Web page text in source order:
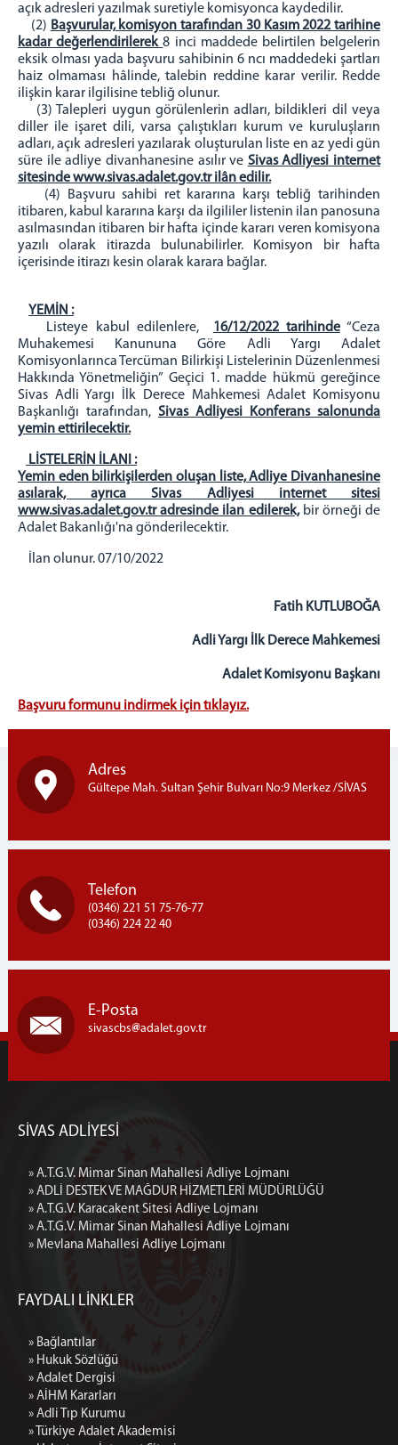
açık adresleri yazılmak suretiyle komisyonca kaydedilir.
(2) Başvurular, komisyon tarafından 30 Kasım 2022 tarihine
kadar değerlendirilerek8 inci maddede belirtilen belgelerin
eksik olması yada başvuru sahibinin 6 ncı maddedeki şartları
haiz olmaması hâlinde, talebin reddine karar verilir. Redde
ilişkin karar ilgilisine tebliğ olunur.
(3) Talepleri uygun görülenlerin adları, bildikleri dil veya
diller ile işaret dili, varsa çalıştıkları kurum ve kuruluşların
adları, açık adresleri yazılarak oluşturulan liste en az yedi gün
süre ile adliye divanhanesine asılır ve Sivas Adliyesi internet
sitesinde www.sivas.adalet.gov.tr ilân edilir.
(4) Başvuru sahibi ret kararına karşı tebliğ tarihinden
itibaren, kabul kararına karşı da ilgililer listenin ilan panosuna
asılmasından itibaren bir hafta içinde kararı veren komisyona
yazılı olarak itirazda bulunabilirler. Komisyon bir hafta
içerisinde itirazı kesin olarak karara bağlar.
YEMİN :
Listeye kabul edilenlere, 16/12/2022 tarihinde“Ceza
Muhakemesi Kanununa Göre Adli Yargı Adalet
Komisyonlarınca Tercüman Bilirkişi Listelerinin Düzenlenmesi
Hakkında Yönetmeliğin” Geçici 1. madde hükmü gereğince
Sivas Adli Yargı İlk Derece Mahkemesi Adalet Komisyonu
Başkanlığı tarafından, Sivas Adliyesi Konferans salonunda
yemin ettirilecektir.
LİSTELERİN İLANI :
Yemin eden bilirkişilerden oluşan liste, Adliye Divanhanesine
asılarak, ayrıca Sivas Adliyesi internet sitesi
www.sivas.adalet.gov.tr adresinde ilan edilerek,bir örneği de
Adalet Bakanlığı'na gönderilecektir.
İlan olunur. 07/10/2022
Fatih KUTLUBOĞA
Adli Yargı İlk Derece Mahkemesi
Adalet Komisyonu Başkanı
Başvuru formunu indirmek için tıklayız.
Adres
Gültepe Mah. Sultan Şehir Bulvarı No:9 Merkez /SİVAS
Telefon
(0346) 221 51 75-76-77
(0346) 224 22 40
E-Posta
sivascbs adalet.gov.tr
SİVAS ADLİYESİ
» A.T.G.V. Mimar Sinan Mahallesi Adliye Lojmanı
» ADLİ DESTEK VE MAĞDUR HİZMETLERİ MÜDÜRLÜĞÜ
» A.T.G.V. Karacakent Sitesi Adliye Lojmanı
» A.T.G.V. Mimar Sinan Mahallesi Adliye Lojmanı
» Mevlana Mahallesi Adliye Lojmanı
FAYDALI LİNKLER
» Bağlantılar
» Hukuk Sözlüğü
» Adalet Dergisi
» AİHM Kararları
» Adli Tıp Kurumu
» Türkiye Adalet Akademisi